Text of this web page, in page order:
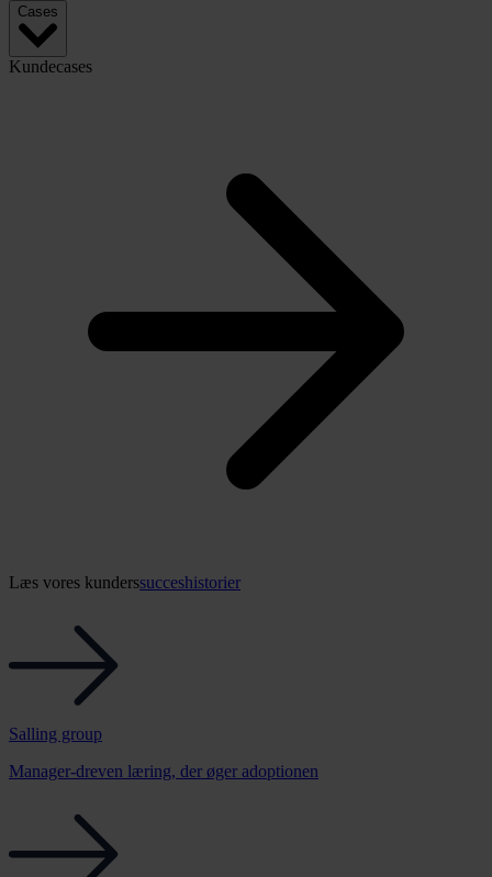
Cases
Kundecases
Læs vores kunderssucceshistorier
Salling group
Manager-dreven læring, der øger adoptionen